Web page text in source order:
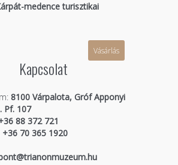
medence turisztikai
Vásárlás
Kapcsolat
8100 Várpalota, Gróf Apponyi
Pf. 107
88 372 721
+36 70 365 1920